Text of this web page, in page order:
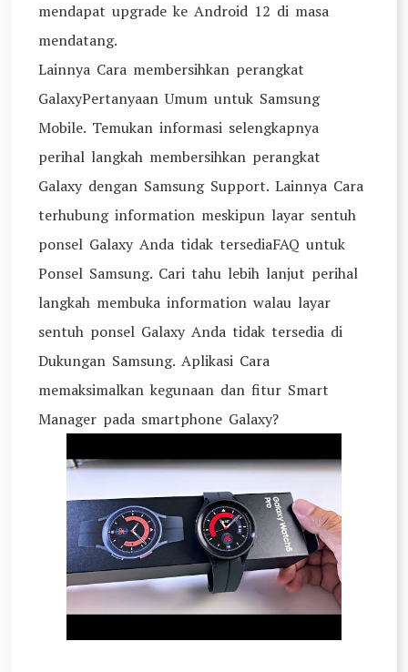
mendapat upgrade ke Android 12 di masa
mendatang.
Lainnya Cara membersihkan perangkat
GalaxyPertanyaan Umum untuk Samsung
Mobile. Temukan informasi selengkapnya
perihal langkah membersihkan perangkat
Galaxy dengan Samsung Support. Lainnya Cara
terhubung information meskipun layar sentuh
ponsel Galaxy Anda tidak tersediaFAQ untuk
Ponsel Samsung. Cari tahu lebih lanjut perihal
langkah membuka information walau layar
sentuh ponsel Galaxy Anda tidak tersedia di
Dukungan Samsung. Aplikasi Cara
memaksimalkan kegunaan dan fitur Smart
Manager pada smartphone Galaxy?